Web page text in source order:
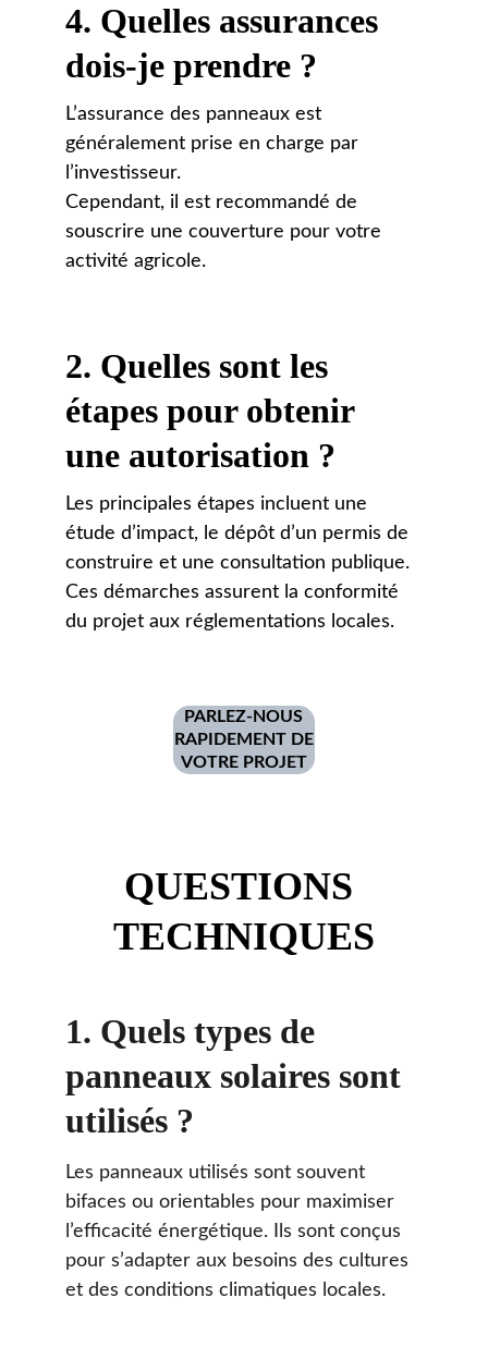
2. Quelles sont les
étapes pour obtenir
une autorisation ?
Les principales étapes incluent une
étude d’impact, le dépôt d’un permis de
construire et une consultation publique.
Ces démarches assurent la conformité
du projet aux réglementations locales.
4. Quelles assurances
dois-je prendre ?
L’assurance des panneaux est
généralement prise en charge par
l’investisseur.
Cependant, il est recommandé de
souscrire une couverture pour votre
activité agricole.
PARLEZ-NOUS
RAPIDEMENT DE
VOTRE PROJET
QUESTIONS
TECHNIQUES
1. Quels types de
panneaux solaires sont
utilisés ?
Les panneaux utilisés sont souvent
bifaces ou orientables pour maximiser
l’efficacité énergétique. Ils sont conçus
pour s’adapter aux besoins des cultures
et des conditions climatiques locales.